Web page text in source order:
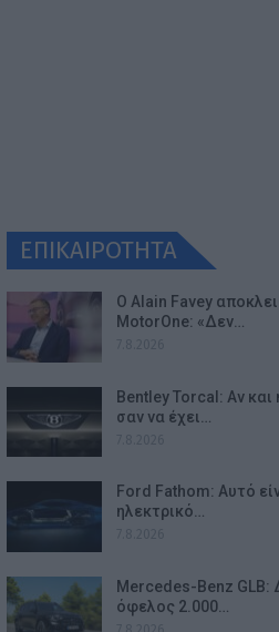
ΕΠΙΚΑΙΡΟΤΗΤΑ
Ο Alain Favey
MotorOne: «Δεν…
Bentley Torcal: Αν και
σαν να έχει…
Ford Fathom: Αυτό
ηλεκτρικό…
Mercedes-Benz GLB:
όφελος 2.000…